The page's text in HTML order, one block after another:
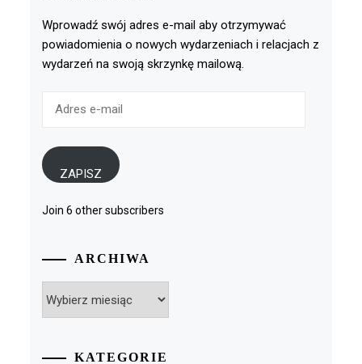
Wprowadź swój adres e-mail aby otrzymywać
powiadomienia o nowych wydarzeniach i relacjach z
wydarzeń na swoją skrzynkę mailową.
ZAPISZ
Join 6 other subscribers
ARCHIWA
KATEGORIE